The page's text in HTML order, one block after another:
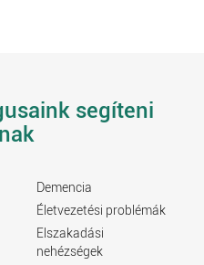
segíteni
Demencia
Életvezetési problémák
Elszakadási
nehézségek